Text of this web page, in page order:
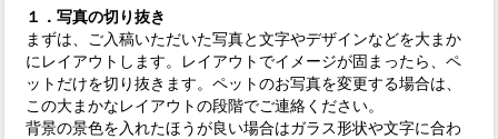
１．写真の切り抜き
まずは、ご入稿いただいた写真と文字やデザインなどを大まか
にレイアウトします。レイアウトでイメージが固まったら、ペ
ットだけを切り抜きます。ペットのお写真を変更する場合は、
この大まかなレイアウトの段階でご連絡ください。
背景の景色を入れたほうが良い場合はガラス形状や文字に合わ